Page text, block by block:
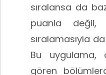
sıralansa da
puanla değil,
sıralamasıyla
Bu uygulama,
gören